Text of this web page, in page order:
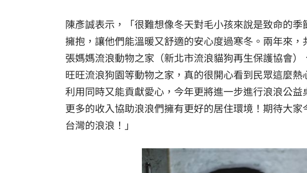
陳彥誠表示，「很難想像冬天對毛小孩來說是致命的
擁抱，讓他們能溫暖又舒適的安心度過寒冬。兩年來
張媽媽流浪動物之家（新北市流浪貓狗再生保護協會
旺旺流浪狗園等動物之家，真的很開心看到民眾這麼
利用同時又能貢獻愛心，今年更將進一步進行浪浪公
更多的收入協助浪浪們擁有更好的居住環境！期待大
台灣的浪浪！」